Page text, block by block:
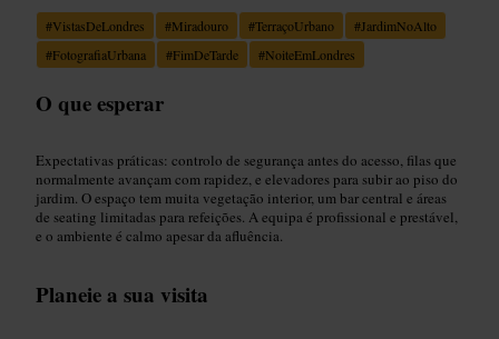
#VistasDeLondres #Miradouro #TerraçoUrbano #JardimNoAlto
#FotografiaUrbana #FimDeTarde #NoiteEmLondres
O que esperar
Expectativas práticas: controlo de segurança antes do acesso, filas que
normalmente avançam com rapidez, e elevadores para subir ao piso do
jardim. O espaço tem muita vegetação interior, um bar central e áreas
de seating limitadas para refeições. A equipa é profissional e prestável,
e o ambiente é calmo apesar da afluência.
Planeie a sua visita